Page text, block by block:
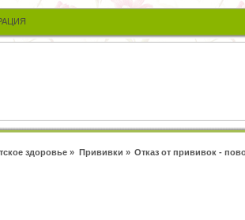
здоровье » Прививки » Отказ от прививок -